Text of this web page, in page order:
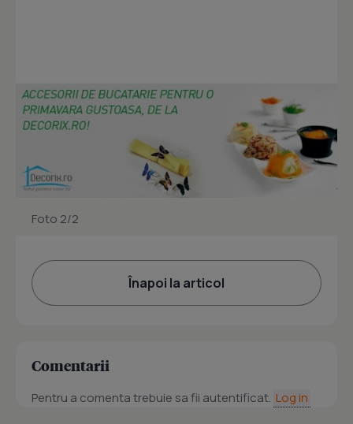
Foto 2/2
Înapoi la articol
Comentarii
Pentru a comenta trebuie sa fii autentificat. Log in